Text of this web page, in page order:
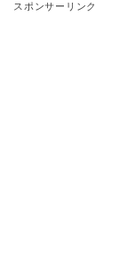
スポンサーリンク